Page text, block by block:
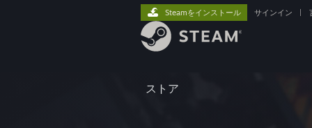
ストア
Steamをインストール サインイン